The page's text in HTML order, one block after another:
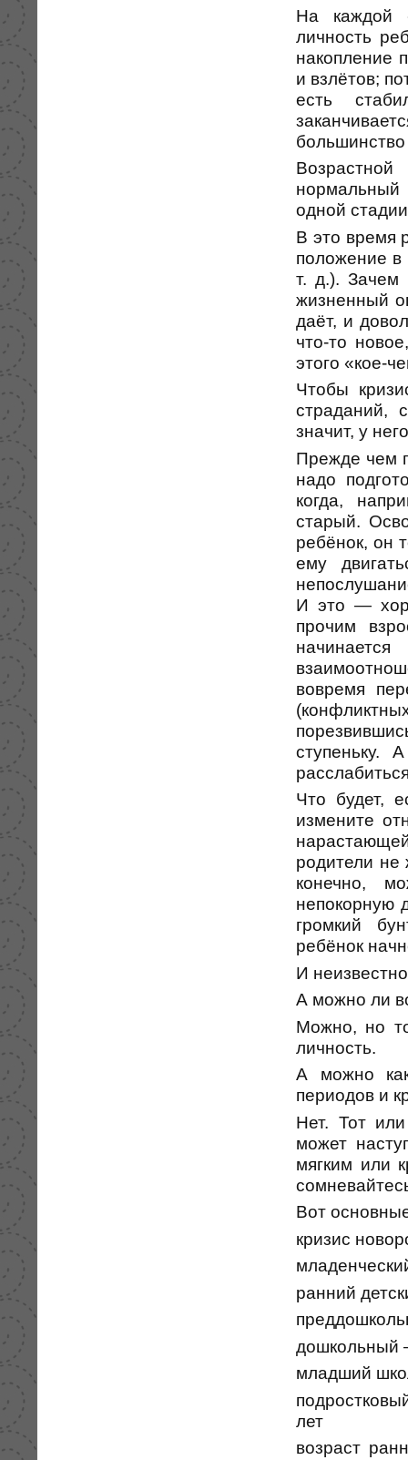
На каждой
личность
накопление
и взлётов;
есть
одной
В это время
положение
т. д.). Зачем
жизненный
даёт, и
что-то
этого «кое-
Чтобы
страданий,
значит, у
Прежде чем
надо
когда,
старый.
ребёнок, он
ему
И это —
прочим
вовремя
ступеньку.
Что будет,
измените
родители не
конечно,
непокорную
громкий
ребёнок
И
А можно ли
Можно, но
личность.
А можно
периодов и
Нет. Тот
может
мягким или
Вот
кризис
ранний
дошкольный
младший
лет
возраст